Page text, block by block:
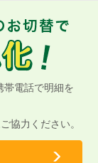
いて
数料計算書
登録のお願
部改定につい
帯電話で明細を
協力ください。